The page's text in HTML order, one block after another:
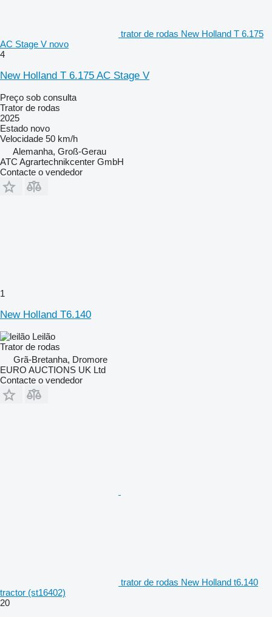
trator de rodas New Holland T 6.175
AC Stage V novo
4
New Holland T 6.175 AC Stage V
Preço sob consulta
Trator de rodas
2025
Estado novo
Velocidade 50 km/h
Alemanha, Groß-Gerau
ATC Agrartechnikcenter GmbH
Contacte o vendedor
1
New Holland T6.140
Leilão
Trator de rodas
Grã-Bretanha, Dromore
EURO AUCTIONS UK Ltd
Contacte o vendedor
trator de rodas New Holland t6.140
tractor (st16402)
20